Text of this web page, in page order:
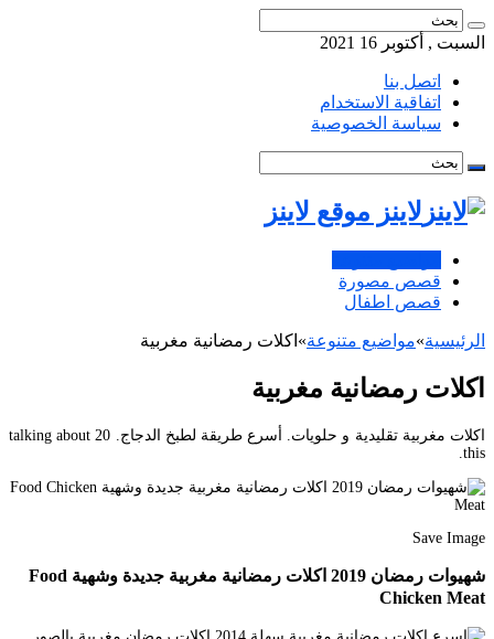
السبت , أكتوبر 16 2021
اتصل بنا
اتفاقية الاستخدام
سياسة الخصوصية
لاينز موقع لاينز
قصص مصورة
قصص اطفال
الرئيسية»مواضيع متنوعة» اكلات رمضانية مغربية
اكلات رمضانية مغربية
اكلات مغربية تقليدية و حلويات. أسرع طريقة لطبخ الدجاج. 20 talking about
this.
Save Image
شهيوات رمضان 2019 اكلات رمضانية مغربية جديدة وشهية Food
Chicken Meat